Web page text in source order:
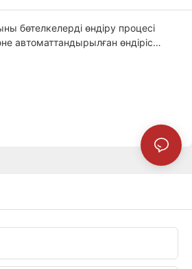
бөтелкелерді өндіру процесі
автоматтандырылған өндіріс